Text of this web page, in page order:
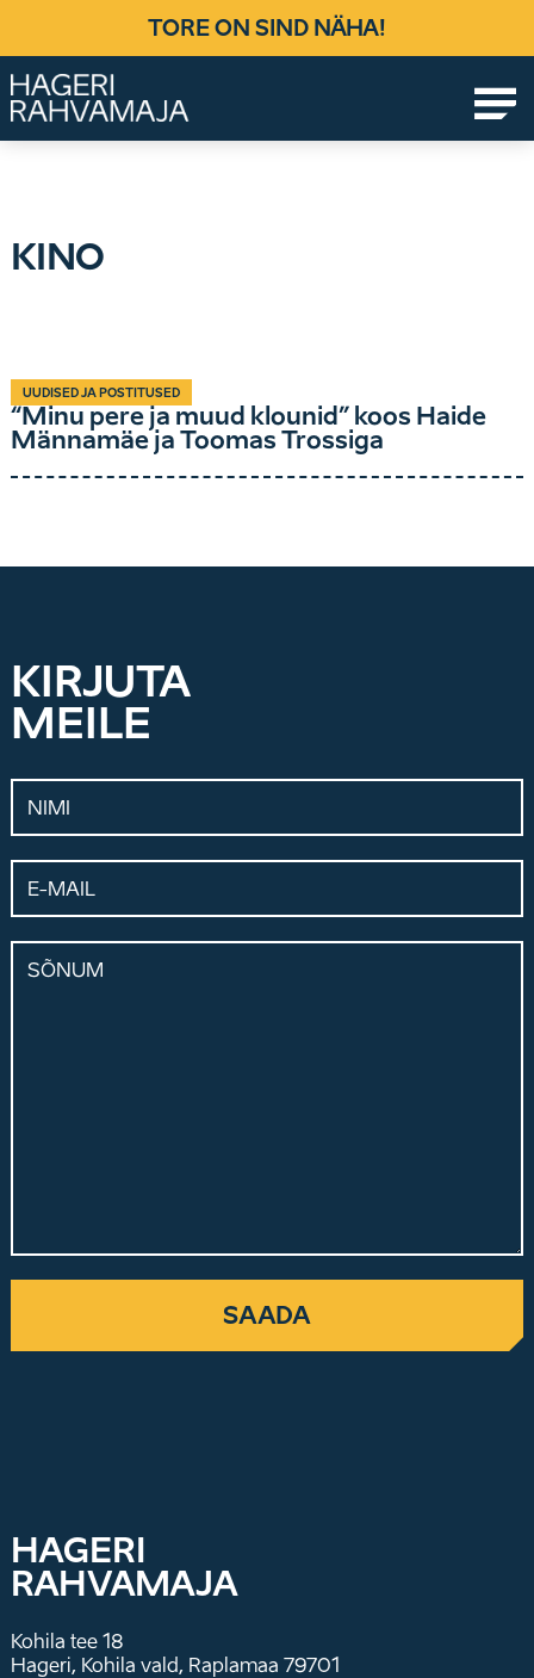
TORE ON SIND NÄHA!
Ühendab põlvkondi, loob elamusi!
content
KINO
“Minu pere ja muud klounid” koos Haide
Männamäe ja Toomas Trossiga
UUDISED JA POSTITUSED
HAGERI
RAHVAMAJA
Kohila tee 18
Hageri, Kohila vald, Raplamaa 79701
KIRJUTA
MEILE